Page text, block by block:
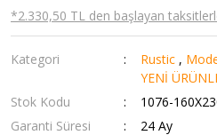
*2.330,50 TL den başlayan
Kategori Rustic ,
YENİ
Stok Kodu
1076-
Garanti Süresi
24 Ay